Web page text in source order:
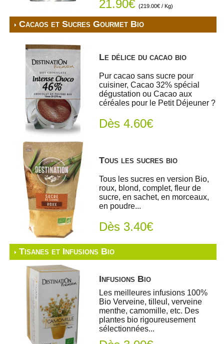
21.90€ (219.00€ / Kg)
Cacaos et Sucres Gourmet Bio
Le délice du cacao bio
Pur cacao sans sucre pour
cuisiner, Cacao 32% spécial
dégustation ou Cacao aux
céréales pour le Petit Déjeuner ?
Dès 4.60€
Tous les sucres bio
Tous les sucres en version Bio,
roux, blond, complet, fleur de
sucre, en sachet, en morceaux,
en poudre...
Dès 3.40€
Tisanes et Infusions Bio
Infusions Bio
Les meilleures infusions 100%
Bio Verveine, tilleul, verveine
menthe, camomille, etc. Des
plantes bio rigoureusement
sélectionnées...